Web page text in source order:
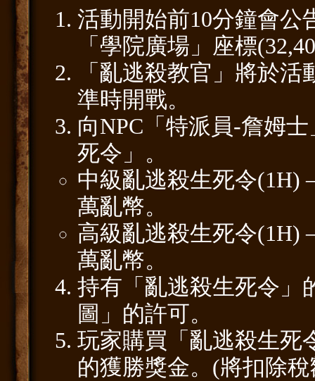
活動開始前10分鐘會公
「學院廣場」座標
「亂逃殺教官」將於
準時開戰。
向NPC「特派員-詹姆
死令」。
中級亂逃殺生死令(1H)
萬亂幣。
高級亂逃殺生死令(1H)
萬亂幣。
持有「亂逃殺生死令」
圖」的許可。
玩家購買「亂逃殺生死
的獲勝獎金。(將扣除稅